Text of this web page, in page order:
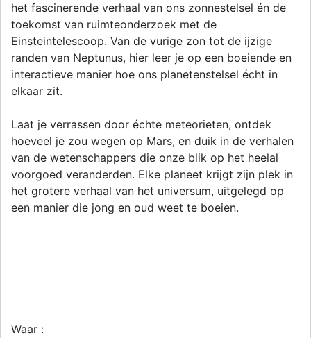
het fascinerende verhaal van ons zonnestelsel én de
toekomst van ruimteonderzoek met de
Einsteintelescoop. Van de vurige zon tot de ijzige
randen van Neptunus, hier leer je op een boeiende en
interactieve manier hoe ons planetenstelsel écht in
elkaar zit.
Laat je verrassen door échte meteorieten, ontdek
hoeveel je zou wegen op Mars, en duik in de verhalen
van de wetenschappers die onze blik op het heelal
voorgoed veranderden. Elke planeet krijgt zijn plek in
het grotere verhaal van het universum, uitgelegd op
een manier die jong en oud weet te boeien.
Waar :